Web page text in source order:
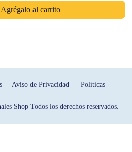
Agrégalo al carrito
| Aviso de Privacidad | Políticas
Shop Todos los derechos reservados.